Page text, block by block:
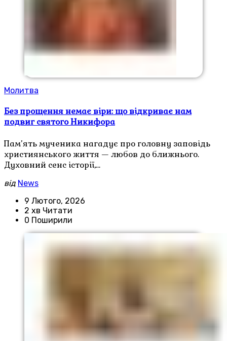
Молитва
Без прощення немає віри: що відкриває нам
подвиг святого Никифора
Пам’ять мученика нагадує про головну заповідь
християнського життя — любов до ближнього.
Духовний сенс історії,…
від News
9 Лютого, 2026
2 хв Читати
0 Поширили